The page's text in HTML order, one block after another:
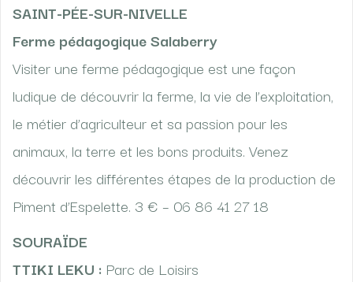
SAINT-PÉE-SUR-NIVELLE
Ferme pédagogique Salaberry
Visiter une ferme pédagogique est une façon
ludique de découvrir la ferme, la vie de l’exploitation,
le métier d’agriculteur et sa passion pour les
animaux, la terre et les bons produits. Venez
découvrir les différentes étapes de la production de
Piment d’Espelette. 3 € – 06 86 41 27 18
SOURAÏDE
TTIKI LEKU : Parc de Loisirs